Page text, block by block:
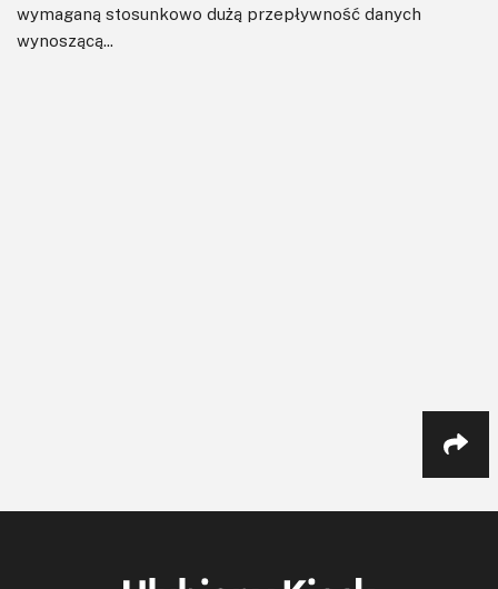
wymaganą stosunkowo dużą przepływność danych
wynoszącą...